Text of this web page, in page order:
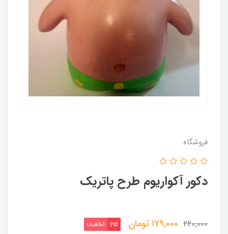
فروشگاه
دکور آکواریوم طرح پاتریک
220,000
179,000تومان 19٪ تخفیف